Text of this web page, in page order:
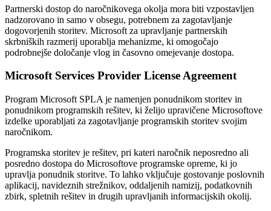
Partnerski dostop do naročnikovega okolja mora biti vzpostavljen
nadzorovano in samo v obsegu, potrebnem za zagotavljanje
dogovorjenih storitev. Microsoft za upravljanje partnerskih
skrbniških razmerij uporablja mehanizme, ki omogočajo
podrobnejše določanje vlog in časovno omejevanje dostopa.
Microsoft Services Provider License Agreement
Program Microsoft SPLA je namenjen ponudnikom storitev in
ponudnikom programskih rešitev, ki želijo upravičene Microsoftove
izdelke uporabljati za zagotavljanje programskih storitev svojim
naročnikom.
Programska storitev je rešitev, pri kateri naročnik neposredno ali
posredno dostopa do Microsoftove programske opreme, ki jo
upravlja ponudnik storitve. To lahko vključuje gostovanje poslovnih
aplikacij, navideznih strežnikov, oddaljenih namizij, podatkovnih
zbirk, spletnih rešitev in drugih upravljanih informacijskih okolij.